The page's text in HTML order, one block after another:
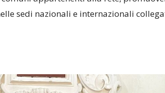
sedi nazionali e internazionali